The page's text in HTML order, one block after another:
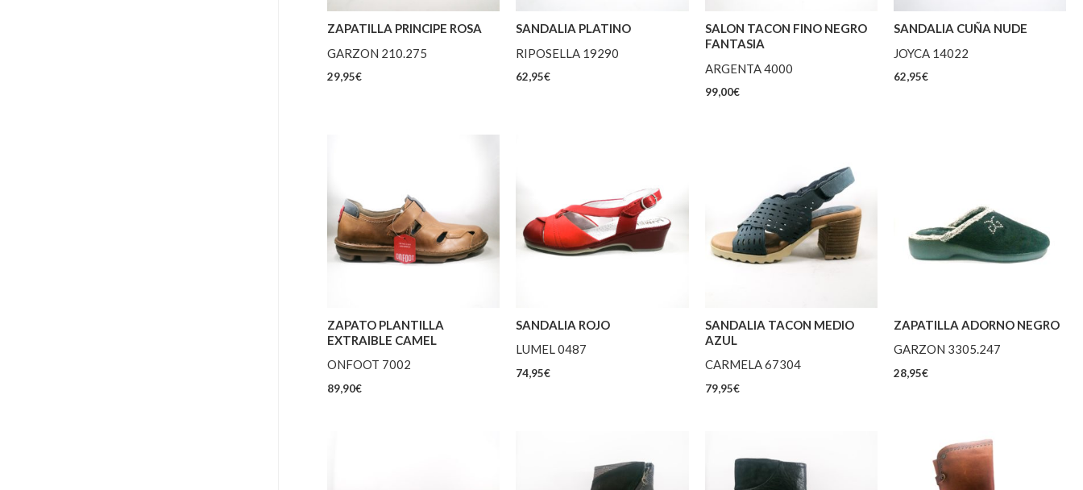
ZAPATILLA PRINCIPE ROSA
GARZON 210.275
29,95€
SANDALIA PLATINO
RIPOSELLA 19290
62,95€
SALON TACON FINO NEGRO
FANTASIA
ARGENTA 4000
99,00€
SANDALIA CUÑA NUDE
JOYCA 14022
62,95€
ZAPATO PLANTILLA
EXTRAIBLE CAMEL
ONFOOT 7002
89,90€
SANDALIA ROJO
LUMEL 0487
74,95€
SANDALIA TACON MEDIO
AZUL
CARMELA 67304
79,95€
ZAPATILLA ADORNO NEGRO
GARZON 3305.247
28,95€